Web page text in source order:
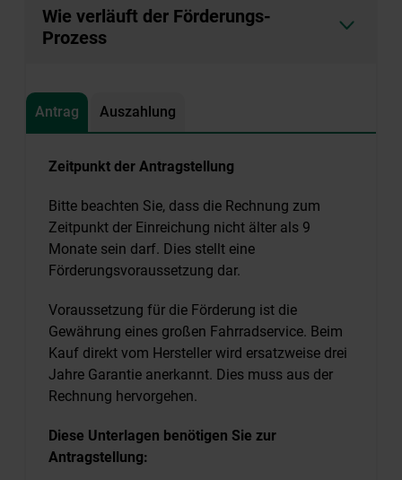
Wie verläuft der Förderungs-
Prozess
Antrag Auszahlung
Zeitpunkt der Antragstellung
Bitte beachten Sie, dass die Rechnung zum
Zeitpunkt der Einreichung nicht älter als 9
Monate sein darf. Dies stellt eine
Förderungsvoraussetzung dar.
Voraussetzung für die Förderung ist die
Gewährung eines großen Fahrradservice. Beim
Kauf direkt vom Hersteller wird ersatzweise drei
Jahre Garantie anerkannt. Dies muss aus der
Rechnung hervorgehen.
Diese Unterlagen benötigen Sie zur
Antragstellung: